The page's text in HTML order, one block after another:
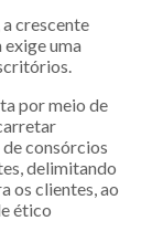
crescente
uma
por meio de
consórcios
delimitando
os clientes, ao
ético